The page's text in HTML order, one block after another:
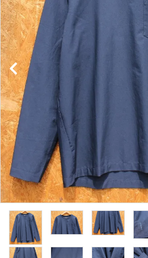
特集で選ぶ
価格で選ぶ
買取案内
レンタル・修理
店舗情報
POLICY
INFORMATION
ACCOUNT MENU
ようこそ ゲスト 様